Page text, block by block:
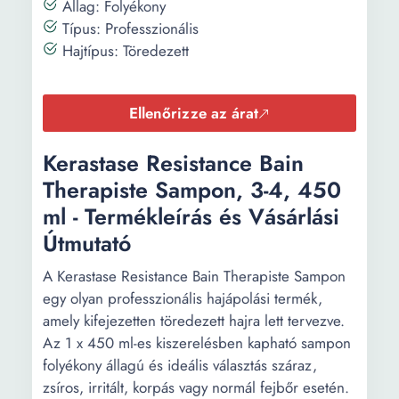
Állag: Folyékony
Típus: Professzionális
Hajtípus: Töredezett
Ellenőrizze az árat
Kerastase Resistance Bain
Therapiste Sampon, 3-4, 450
ml - Termékleírás és Vásárlási
Útmutató
A Kerastase Resistance Bain Therapiste Sampon
egy olyan professzionális hajápolási termék,
amely kifejezetten töredezett hajra lett tervezve.
Az 1 x 450 ml-es kiszerelésben kapható sampon
folyékony állagú és ideális választás száraz,
zsíros, irritált, korpás vagy normál fejbőr esetén.